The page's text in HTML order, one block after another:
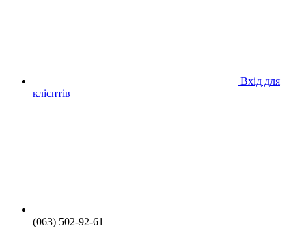
Вхід для
клієнтів
(063) 502-92-61